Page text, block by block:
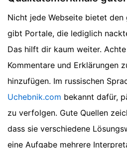
Nicht jede Webseite bietet den
gibt Portale, die lediglich
Das hilft dir kaum weiter.
Kommentare und Erklärungen
hinzufügen. Im russischen
Uchebnik.com bekannt dafür,
zu verfolgen. Gute Quellen
dass sie verschiedene
eine Aufgabe mehrere